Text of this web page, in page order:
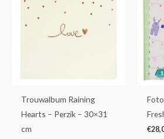
Trouwalbum Raining
Hearts – Perzik – 30×31
cm
€